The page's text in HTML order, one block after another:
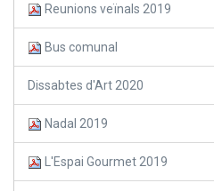
Reunions veïnals 2019
Bus comunal
Dissabtes d'Art 2020
Nadal 2019
L'Espai Gourmet 2019